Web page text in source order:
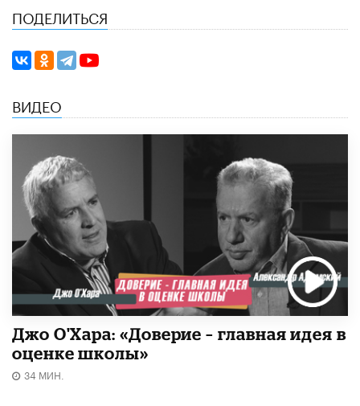
ПОДЕЛИТЬСЯ
ВИДЕО
Джо О'Хара: «Доверие – главная идея в
оценке школы»
34 МИН.